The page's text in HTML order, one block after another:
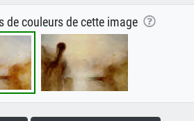
de couleurs de cette image